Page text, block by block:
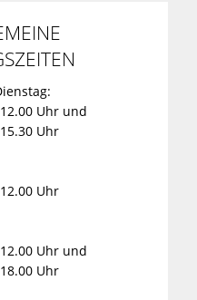
Uhr und
Uhr
Uhr
Uhr und
Uhr